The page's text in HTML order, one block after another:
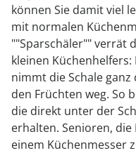
können Sie damit viel
mit normalen
""Sparschäler"" verrät
kleinen
nimmt die Schale
den Früchten weg. So
die direkt unter der
erhalten. Senioren,
einem Küchenmesser